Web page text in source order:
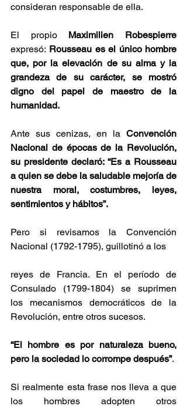
consideran responsable de ella.
El propio Maximilien Robespierre
expresó: Rousseau es el único hombre
que, por la elevación de su alma y la
grandeza de su carácter, se mostró
digno del papel de maestro de la
humanidad.
Ante sus cenizas, en la Convención
Nacional de épocas de la Revolución,
su presidente declaró: “Es a Rousseau
a quien se debe la saludable mejoría de
nuestra moral, costumbres, leyes,
sentimientos y hábitos”.
Pero si revisamos la Convención
Nacional (1792-1795), guillotinó a los
reyes de Francia. En el período de
Consulado (1799-1804) se suprimen
los mecanismos democráticos de la
Revolución, entre otros sucesos.
“El hombre es por naturaleza bueno,
pero la sociedad lo corrompe después”.
Si realmente esta frase nos lleva a que
los hombres adopten otros